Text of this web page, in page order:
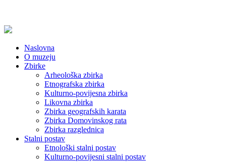
Naslovna
O muzeju
Zbirke
Arheološka zbirka
Etnografska zbirka
Kulturno-povijesna zbirka
Likovna zbirka
Zbirka geografskih karata
Zbirka Domovinskog rata
Zbirka razglednica
Stalni postav
Etnološki stalni postav
Kulturno-povijesni stalni postav